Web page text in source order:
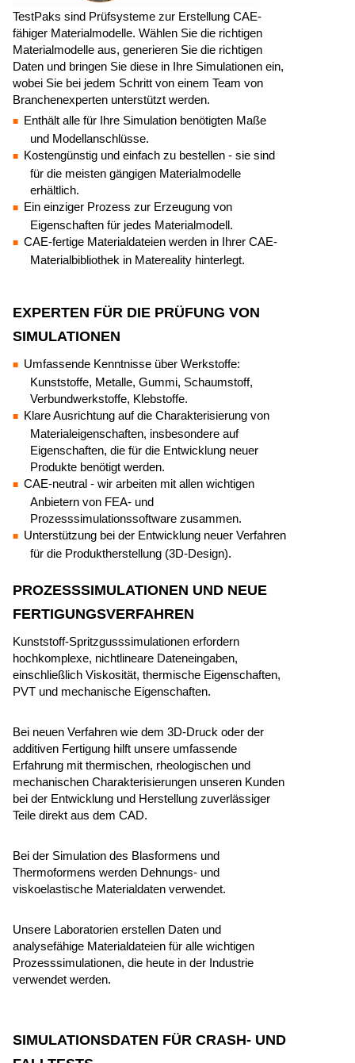
TestPaks sind Prüfsysteme zur Erstellung CAE-
fähiger Materialmodelle. Wählen Sie die richtigen
Materialmodelle aus, generieren Sie die richtigen
Daten und bringen Sie diese in Ihre Simulationen ein,
wobei Sie bei jedem Schritt von einem Team von
Branchenexperten unterstützt werden.
Enthält alle für Ihre Simulation benötigten Maße
und Modellanschlüsse.
Kostengünstig und einfach zu bestellen - sie sind
für die meisten gängigen Materialmodelle
erhältlich.
Ein einziger Prozess zur Erzeugung von
Eigenschaften für jedes Materialmodell.
CAE-fertige Materialdateien werden in Ihrer CAE-
Materialbibliothek in Matereality hinterlegt.
EXPERTEN FÜR DIE PRÜFUNG VON
SIMULATIONEN
Umfassende Kenntnisse über Werkstoffe:
Kunststoffe, Metalle, Gummi, Schaumstoff,
Verbundwerkstoffe, Klebstoffe.
Klare Ausrichtung auf die Charakterisierung von
Materialeigenschaften, insbesondere auf
Eigenschaften, die für die Entwicklung neuer
Produkte benötigt werden.
CAE-neutral - wir arbeiten mit allen wichtigen
Anbietern von FEA- und
Prozesssimulationssoftware zusammen.
Unterstützung bei der Entwicklung neuer Verfahren
für die Produktherstellung (3D-Design).
PROZESSSIMULATIONEN UND NEUE
FERTIGUNGSVERFAHREN
Kunststoff-Spritzgusssimulationen erfordern
hochkomplexe, nichtlineare Dateneingaben,
einschließlich Viskosität, thermische Eigenschaften,
PVT und mechanische Eigenschaften.
Bei neuen Verfahren wie dem 3D-Druck oder der
additiven Fertigung hilft unsere umfassende
Erfahrung mit thermischen, rheologischen und
mechanischen Charakterisierungen unseren Kunden
bei der Entwicklung und Herstellung zuverlässiger
Teile direkt aus dem CAD.
Bei der Simulation des Blasformens und
Thermoformens werden Dehnungs- und
viskoelastische Materialdaten verwendet.
Unsere Laboratorien erstellen Daten und
analysefähige Materialdateien für alle wichtigen
Prozesssimulationen, die heute in der Industrie
verwendet werden.
SIMULATIONSDATEN FÜR CRASH- UND